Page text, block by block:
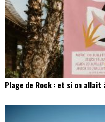
Plage de Rock : et si on allait